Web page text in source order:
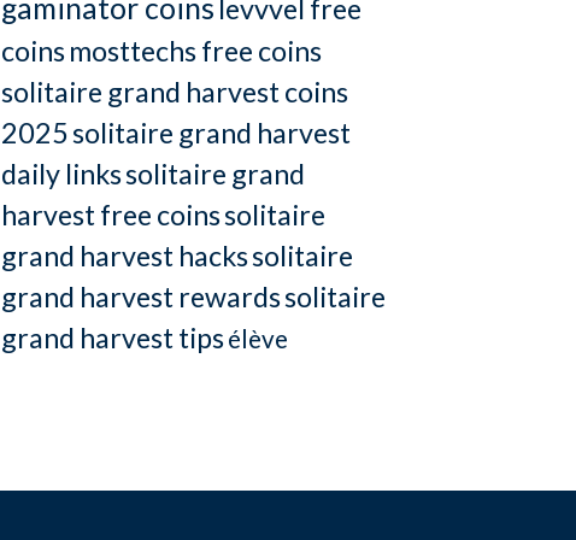
gaminator coins levvvel free
coinsmosttechs free coins
solitaire grand harvest coins
2025solitaire grand harvest
daily linkssolitaire grand
harvest free coinssolitaire
grand harvest hackssolitaire
grand harvest rewardssolitaire
grand harvest tipsélève